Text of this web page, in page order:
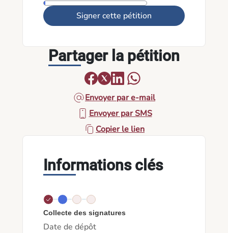
Signer cette pétition
Partager la pétition
Envoyer par e-mail
Envoyer par SMS
Copier le lien
Informations clés
Collecte des signatures
Date de dépôt